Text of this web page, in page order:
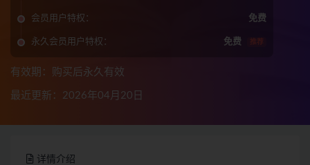
会员用户特权： 免费
永久会员用户特权： 免费 推荐
有效期：购买后永久有效
最近更新：2026年04月20日
详情介绍